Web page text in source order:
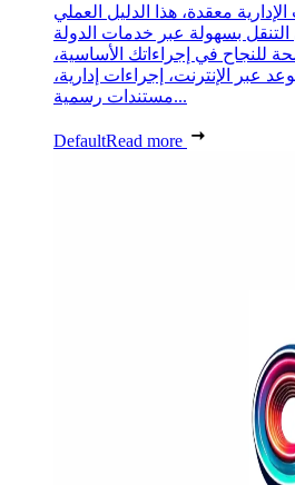
معقدة، هذا الدليل العملي
التنقل بسهولة عبر خدمات الدولة
للنجاح في إجراءاتك الأساسية،
الإنترنت، إجراءات إدارية،
مستندات رسمية...
DefaultRead more